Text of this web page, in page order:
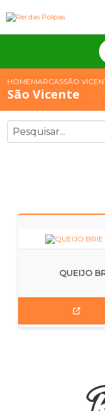
HOMEMARCASSÃO
São Vicente
QUEIJO